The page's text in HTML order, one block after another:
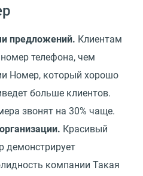
предложений. Клиентам
телефона, чем
Номер, который хорошо
больше клиентов.
звонят на 30% чаще.
Красивый
демонстрирует
компании Такая